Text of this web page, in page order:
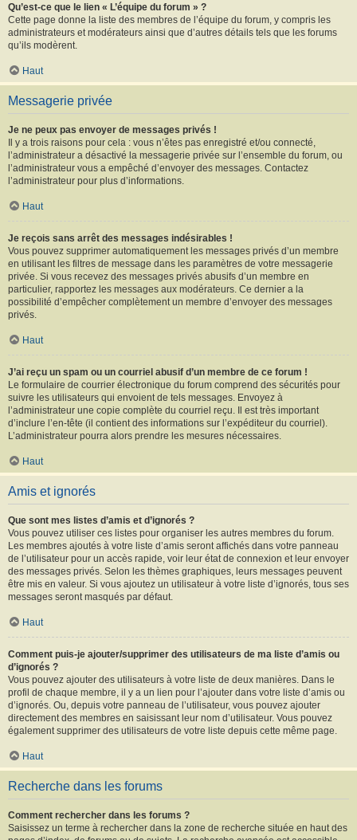
Qu’est-ce que le lien « L’équipe du forum » ?
Cette page donne la liste des membres de l’équipe du forum, y compris les
administrateurs et modérateurs ainsi que d’autres détails tels que les forums
qu’ils modèrent.
Haut
Messagerie privée
Je ne peux pas envoyer de messages privés !
Il y a trois raisons pour cela : vous n’êtes pas enregistré et/ou connecté,
l’administrateur a désactivé la messagerie privée sur l’ensemble du forum, ou
l’administrateur vous a empêché d’envoyer des messages. Contactez
l’administrateur pour plus d’informations.
Haut
Je reçois sans arrêt des messages indésirables !
Vous pouvez supprimer automatiquement les messages privés d’un membre
en utilisant les filtres de message dans les paramètres de votre messagerie
privée. Si vous recevez des messages privés abusifs d’un membre en
particulier, rapportez les messages aux modérateurs. Ce dernier a la
possibilité d’empêcher complètement un membre d’envoyer des messages
privés.
Haut
J’ai reçu un spam ou un courriel abusif d’un membre de ce forum !
Le formulaire de courrier électronique du forum comprend des sécurités pour
suivre les utilisateurs qui envoient de tels messages. Envoyez à
l’administrateur une copie complète du courriel reçu. Il est très important
d’inclure l’en-tête (il contient des informations sur l’expéditeur du courriel).
L’administrateur pourra alors prendre les mesures nécessaires.
Haut
Amis et ignorés
Que sont mes listes d’amis et d’ignorés ?
Vous pouvez utiliser ces listes pour organiser les autres membres du forum.
Les membres ajoutés à votre liste d’amis seront affichés dans votre panneau
de l’utilisateur pour un accès rapide, voir leur état de connexion et leur envoyer
des messages privés. Selon les thèmes graphiques, leurs messages peuvent
être mis en valeur. Si vous ajoutez un utilisateur à votre liste d’ignorés, tous ses
messages seront masqués par défaut.
Haut
Comment puis-je ajouter/supprimer des utilisateurs de ma liste d’amis ou
d’ignorés ?
Vous pouvez ajouter des utilisateurs à votre liste de deux manières. Dans le
profil de chaque membre, il y a un lien pour l’ajouter dans votre liste d’amis ou
d’ignorés. Ou, depuis votre panneau de l’utilisateur, vous pouvez ajouter
directement des membres en saisissant leur nom d’utilisateur. Vous pouvez
également supprimer des utilisateurs de votre liste depuis cette même page.
Haut
Recherche dans les forums
Comment rechercher dans les forums ?
Saisissez un terme à rechercher dans la zone de recherche située en haut des